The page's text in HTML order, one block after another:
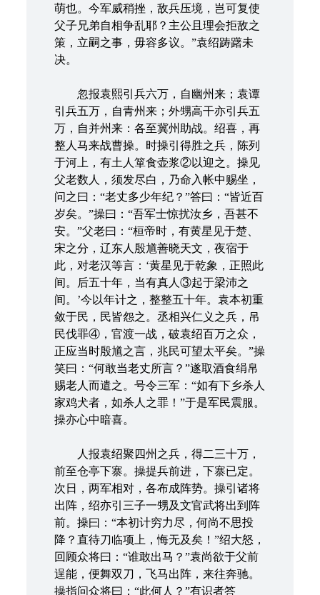
萌也。今军威稍挫，敌兵压境，岂可复使
父子兄弟自相争乱耶？主公且理会拒敌之
策，立嗣之事，毋容多议。”袁绍踌躇未
决。
忽报袁熙引兵六万，自幽州来；袁谭
引兵五万，自青州来；外甥高干亦引兵五
万，自并州来：各至冀州助战。绍喜，再
整人马来战曹操。时操引得胜之兵，陈列
于河上，有土人箪食壶浆②以迎之。操见
父老数人，须发尽白，乃命入帐中赐坐，
问之曰：“老丈多少年纪？”答曰：“皆近百
岁矣。”操曰：“吾军士惊扰汝乡，吾甚不
安。”父老曰：“桓帝时，有黄星见于楚、
宋之分，辽东人殷馗善晓天文，夜宿于
此，对老汉等言：‘黄星见于乾象，正照此
间。后五十年，当有真人③起于梁沛之
间。’今以年计之，整整五十年。袁本初重
敛于民，民皆怨之。丞相兴仁义之兵，吊
民伐罪④，官渡一战，破袁绍百万之众，
正应当时殷馗之言，兆民可望太平矣。”操
笑曰：“何敢当老丈所言？”遂取酒食绢帛
赐老人而遣之。号令三军：“如有下乡杀人
家鸡犬者，如杀人之罪！”于是军民震服。
操亦心中暗喜。
人报袁绍聚四州之兵，得二三十万，
前至仓亭下寨。操提兵前进，下寨已定。
次日，两军相对，各布成阵势。操引诸将
出阵，绍亦引三子一甥及文官武将出到阵
前。操曰：“本初计穷力尽，何尚不思投
降？直待刀临项上，悔无及矣！”绍大怒，
回顾众将曰：“谁敢出马？”袁尚欲于父前
逞能，便舞双刀，飞马出阵，来往奔驰。
操指问众将曰：“此何人？”有识者答